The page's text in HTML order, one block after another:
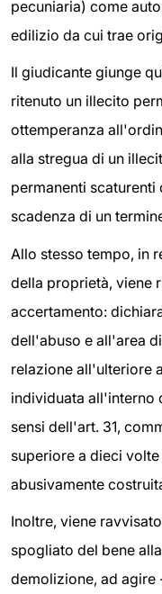
pecuniaria) come
edilizio da cui trae
Il giudicante giunge
ritenuto un illecito
ottemperanza
alla stregua di un
permanenti
scadenza di un
Allo stesso tempo, in
della proprietà, viene
accertamento:
dell'abuso e all'area
relazione all'ulteriore
individuata all'interno
sensi dell'art. 31,
superiore a dieci
abusivamente
Inoltre, viene
spogliato del bene
demolizione, ad agire